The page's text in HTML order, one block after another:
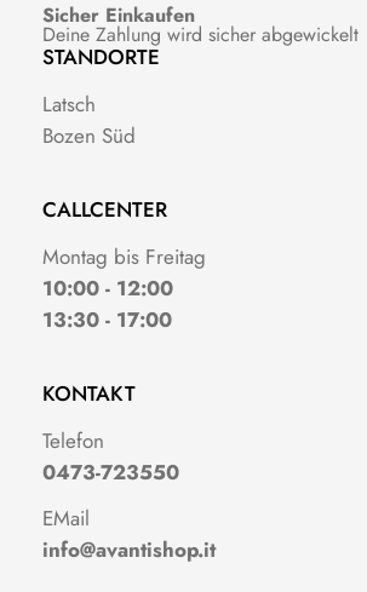
Sicher Einkaufen
Deine Zahlung wird sicher abgewickelt
STANDORTE
Latsch
Bozen Süd
CALLCENTER
Montag bis Freitag
10:00 - 12:00
13:30 - 17:00
KONTAKT
Telefon
0473-723550
EMail
info@avantishop.it